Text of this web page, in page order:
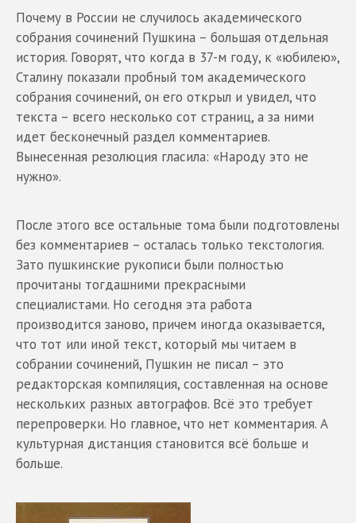
Почему в России не случилось академического
собрания сочинений Пушкина – большая отдельная
история. Говорят, что когда в 37-м году, к «юбилею»,
Сталину показали пробный том академического
собрания сочинений, он его открыл и увидел, что
текста – всего несколько сот страниц, а за ними
идет бесконечный раздел комментариев.
Вынесенная резолюция гласила: «Народу это не
нужно».
После этого все остальные тома были подготовлены
без комментариев – осталась только текстология.
Зато пушкинские рукописи были полностью
прочитаны тогдашними прекрасными
специалистами. Но сегодня эта работа
производится заново, причем иногда оказывается,
что тот или иной текст, который мы читаем в
собрании сочинений, Пушкин не писал – это
редакторская компиляция, составленная на основе
нескольких разных автографов. Всё это требует
перепроверки. Но главное, что нет комментария. А
культурная дистанция становится всё больше и
больше.